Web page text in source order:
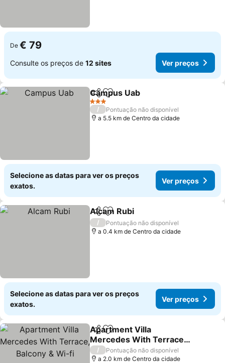
De € 79
Consulte os preços de 12 sites Ver preços
PartilharAdicionar aos favoritos
Campus Uab
3 Estrelas
/
Pontuação não disponível
a 5.5 km de Centro da cidade
Selecione as datas para ver os preços
exatos.
Ver preços
PartilharAdicionar aos favoritos
Alcam Rubi
/
Pontuação não disponível
a 0.4 km de Centro da cidade
Selecione as datas para ver os preços
exatos.
Ver preços
PartilharAdicionar aos favoritos
Apartment Villa
Mercedes With Terrace,
Balcony & Wi-fi
/
Pontuação não disponível
a 2.0 km de Centro da cidade